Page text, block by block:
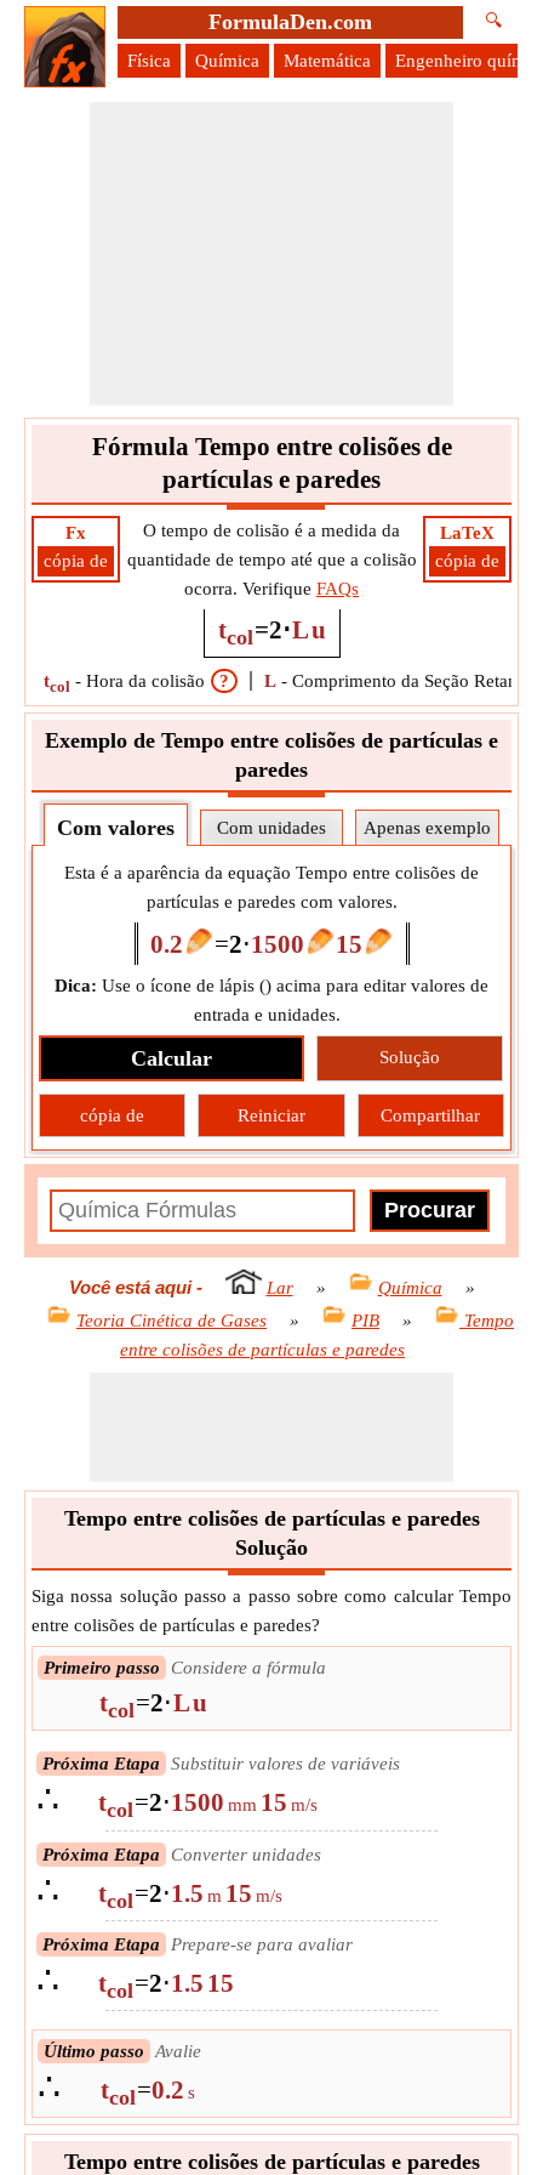
FormulaDen.com 🔍
Física Química Matemática Engenheiro
Fórmula Tempo entre colisões de
partículas e paredes
Fx
cópia de
LaTeX
cópia de
O tempo de colisão é a medida da
quantidade de tempo até que a colisão
ocorra. Verifique FAQs
tcol=2⋅Lu
tcol - Hora da colisão ? L - Comprimento da Seção
Exemplo de Tempo entre colisões de partículas e
paredes
Com valores Com unidades Apenas exemplo
Esta é a aparência da equação Tempo entre colisões de
partículas e paredes com valores.
0.2 =2⋅1500 15
Dica: Use o ícone de lápis () acima para editar valores de
entrada e unidades.
Calcular Solução
cópia de Reiniciar Compartilhar
Você está aqui- Lar » Química
»
Teoria Cinética de Gases
» PIB »
Tempo
entre colisões de partículas e paredes
Tempo entre colisões de partículas e paredes
Solução
Siga nossa solução passo a passo sobre como calcular Tempo
entre colisões de partículas e paredes?
Primeiro passo Considere a fórmula
tcol=2⋅Lu
Próxima Etapa Substituir valores de variáveis
∴ tcol=2⋅1500 mm 15 m/s
Próxima Etapa Converter unidades
∴ tcol=2⋅1.5 m 15 m/s
Próxima Etapa Prepare-se para avaliar
∴ tcol=2⋅1.5 15
Último passo Avalie
∴ tcol=0.2 s
Tempo entre colisões de partículas e paredes